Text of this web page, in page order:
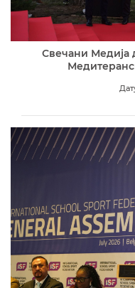
Свечани Медија